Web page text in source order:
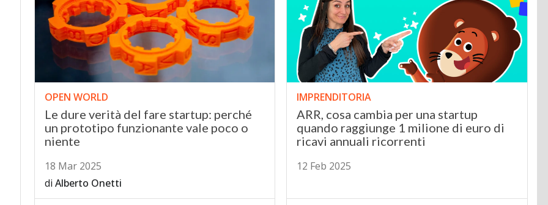
OPEN WORLD
Le dure verità del fare startup: perché
un prototipo funzionante vale poco o
niente
18 Mar 2025
di Alberto Onetti
IMPRENDITORIA
ARR, cosa cambia per una startup
quando raggiunge 1 milione di euro di
ricavi annuali ricorrenti
12 Feb 2025